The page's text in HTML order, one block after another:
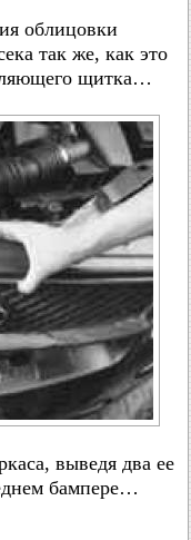
облицовки
так же, как это
щитка…
выведя два ее
бампере…